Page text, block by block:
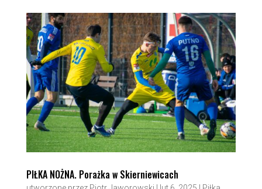
PIŁKA NOŻNA. Porażka w Skierniewicach